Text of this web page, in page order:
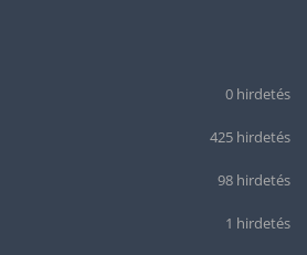
0 hirdetés
425 hirdetés
98 hirdetés
1 hirdetés